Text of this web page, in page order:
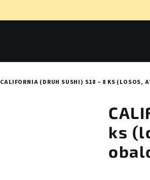
CALIFORNIA (DRUH SUSHI) S18 – 8 KS (LOSOS,
ks